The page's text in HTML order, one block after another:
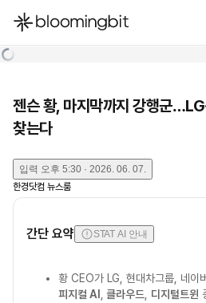
한국어
젠슨 황, 마지막까지 강행군
찾는다
입력 오후 5:30 · 2026. 06. 07.
한경닷컴 뉴스룸
간단 요약 STAT AI 안내
황 CEO가 LG, 현대차그룹, 네이
피지컬 AI
,클라우드 디지털트윈